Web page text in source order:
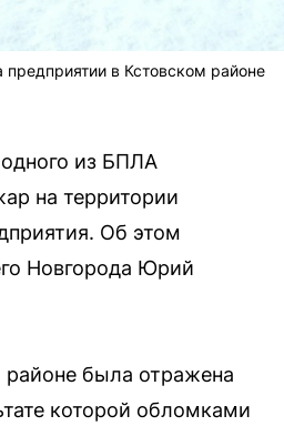
в Кстовском районе
из БПЛА
на территории
Об этом
Новгорода Юрий
была отражена
которой обломками